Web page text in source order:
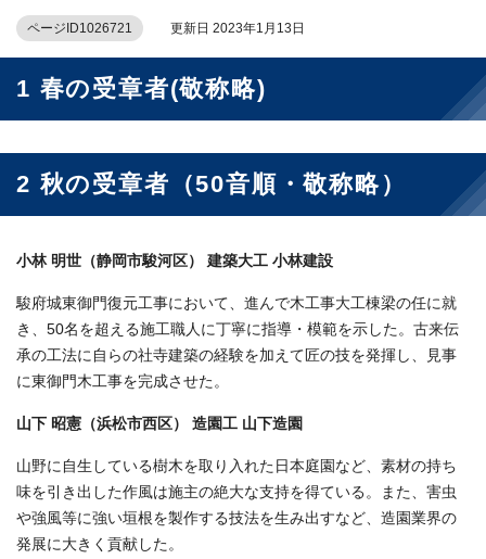
ページID1026721 更新日 2023年1月13日
1 春の受章者(敬称略)
2 秋の受章者（50音順・敬称略）
小林 明世（静岡市駿河区） 建築大工 小林建設
駿府城東御門復元工事において、進んで木工事大工棟梁の任に就
き、50名を超える施工職人に丁寧に指導・模範を示した。古来伝
承の工法に自らの社寺建築の経験を加えて匠の技を発揮し、見事
に東御門木工事を完成させた。
山下 昭憲（浜松市西区） 造園工 山下造園
山野に自生している樹木を取り入れた日本庭園など、素材の持ち
味を引き出した作風は施主の絶大な支持を得ている。また、害虫
や強風等に強い垣根を製作する技法を生み出すなど、造園業界の
発展に大きく貢献した。